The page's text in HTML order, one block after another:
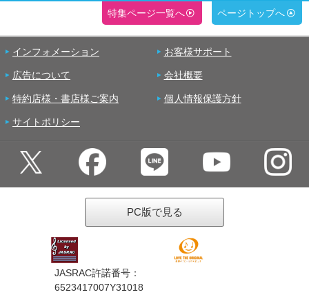
特集ページ一覧へ ページトップへ
インフォメーション お客様サポート
広告について 会社概要
特約店様・書店様ご案内 個人情報保護方針
サイトポリシー
PC版で見る
JASRAC許諾番号：
6523417007Y31018